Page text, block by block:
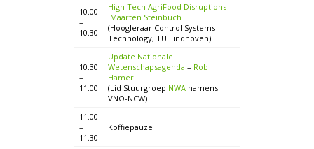
10.00
–
10.30
High Tech AgriFood Disruptions–
Maarten Steinbuch
(Hoogleraar Control Systems
Technology, TU Eindhoven)
10.30
–
11.00
Update Nationale
Wetenschapsagenda – Rob
Hamer
(Lid Stuurgroep NWAnamens
VNO-NCW)
11.00
–
11.30
Koffiepauze